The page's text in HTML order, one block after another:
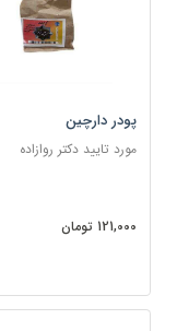
پودر دارچین
مورد تایید دکتر روازاده
121,000 تومان